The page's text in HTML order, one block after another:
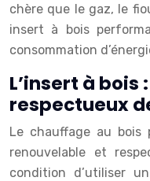
chère que le gaz, le
insert à bois
consommation
L’insert à
respectueux
Le chauffage au bois
renouvelable et
condition d’utiliser